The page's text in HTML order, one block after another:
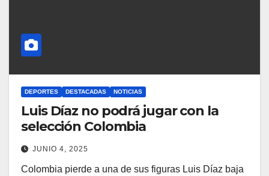
DEPORTES DESTACADAS NOTICIAS
Luis Díaz no podrá jugar con la
selección Colombia
JUNIO 4, 2025
Colombia pierde a una de sus figuras Luis Díaz baja